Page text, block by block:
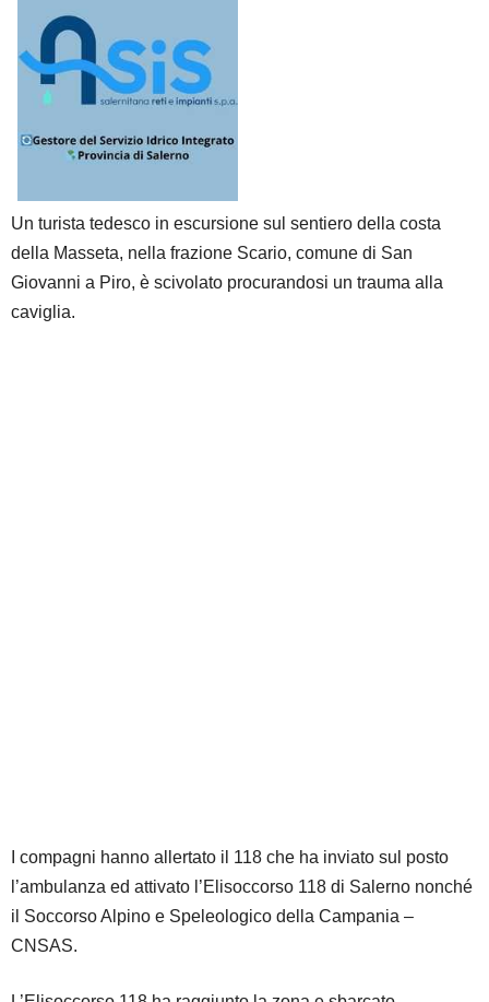
Un turista tedesco in escursione sul sentiero della costa
della Masseta, nella frazione Scario, comune di San
Giovanni a Piro, è scivolato procurandosi un trauma alla
caviglia.
I compagni hanno allertato il 118 che ha inviato sul posto
l’ambulanza ed attivato l’Elisoccorso 118 di Salerno nonché
il Soccorso Alpino e Speleologico della Campania –
CNSAS.